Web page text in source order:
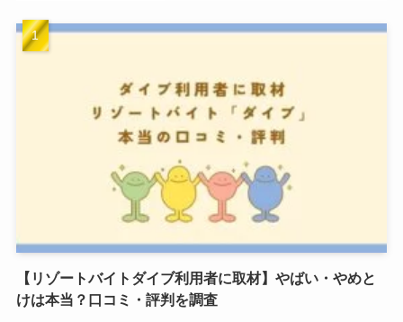
【リゾートバイトダイブ利用者に取材】やばい・やめと
けは本当？口コミ・評判を調査